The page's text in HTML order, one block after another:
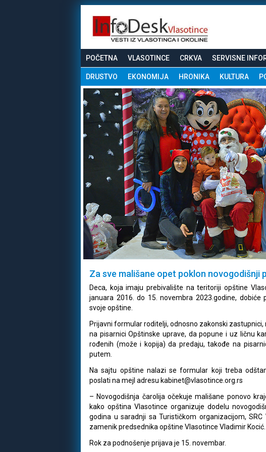
POČETNA VLASOTINCE CRKVA SERVISNE
DRUSTVO EKONOMIJA HRONIKA KULTURA
Za sve mališane opet poklon novogodišnji
Deca, koja imaju prebivalište na teritoriji opštine
januara 2016. do 15. novembra 2023.godine, dobiće
svoje opštine.
Prijavni formular roditelji, odnosno zakonski
na pisarnici Opštinske uprave, da popune i uz ličnu
rođenih (može i kopija) da predaju, takođe na
putem.
Na sajtu opštine nalazi se formular koji treba
poslati na mejl adresu kabinet@vlasotince.org.rs
– Novogodišnja čarolija očekuje mališane ponovo
kako opština Vlasotince organizuje dodelu
godina u saradnji sa Turističkom organizacijom,
zamenik predsednika opštine Vlasotince Vladimir Kocić.
Rok za podnošenje prijava je 15. novembar.